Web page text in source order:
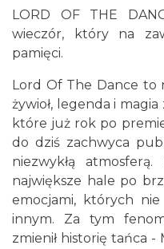
Kult –
Katowice
0.09 km
LORD OF THE
wieczór, który na
pamięci.
Lord Of The Dance to
żywioł, legenda i
które już rok po
do dziś zachwyca
niezwykłą
największe hale po
emocjami, których
innym. Za tym
zmienił historię tańca -